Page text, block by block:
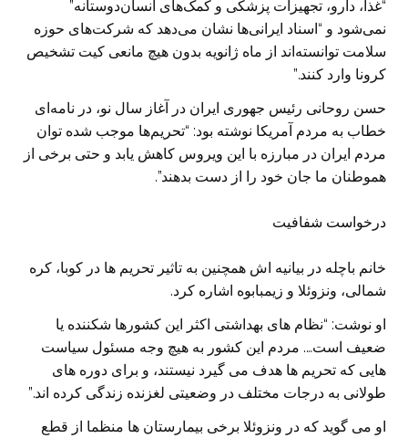
“غذا، دارو، تجهیزات پزشکی و کمک‌های انسان‌دوستانه”
نمی‌شود و “اسناد ایرانی‌ها نشان می‌دهد که شرکت‌های حوزه
سلامت توانسته‌اند از ماه ژانویه بدون هیچ مانعی کیت تشخیص
کرونا وارد کنند.”
حسن روحانی رئیس جهوری ایران در آغاز سال نو، در نامه‌ای
خطاب به مردم آمریکا نوشته بود: “تحریم‌ها موجب شده توان
مردم ایران در مبارزه با این ویروس کاهش یابد و حتی برخی از
هموطنان ما جان خود را از دست بدهند”.
درخواست شفافیت
خانم باچله در بیانیه اش همچنین به تاثیر تحریم ها در کوبا، کره
شمالی، ونزوئلا و زیمبابوه اشاره کرد.
او نوشت: “نظام های بهداشتی اکثر این کشورها شکننده یا
ضعیف است…. مردم این کشور به هیچ وجه مسئول سیاست
هایی که تحریم ها هدف می گیرد نیستند، و برای دوره های
طولانی به درجات مختلف در وضعیتی لغزنده زندگی کرده اند.”
او می گوید که در ونزوئلا برخی بیمارستان ها منظما از قطع